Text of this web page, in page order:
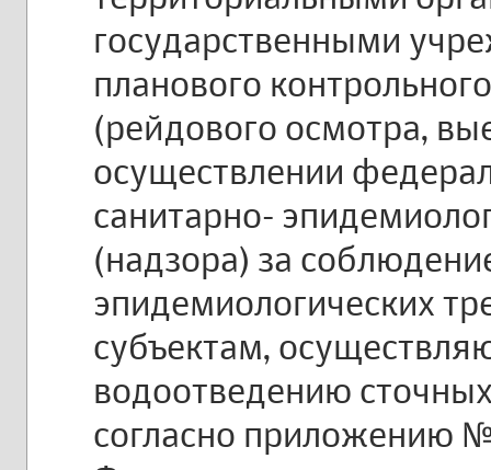
государственными
планового
(рейдового осмотра,
осуществлении
санитарно-
(надзора) за
эпидемиологических
субъектам,
водоотведению
согласно приложению